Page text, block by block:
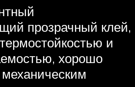
прозрачный клей,
и
хорошо